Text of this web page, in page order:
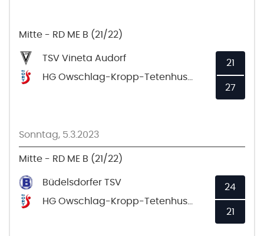
Mitte - RD ME B (21/22)
TSV Vineta Audorf
21
27
Sonntag, 5.3.2023
Mitte - RD ME B (21/22)
Büdelsdorfer TSV
24
21